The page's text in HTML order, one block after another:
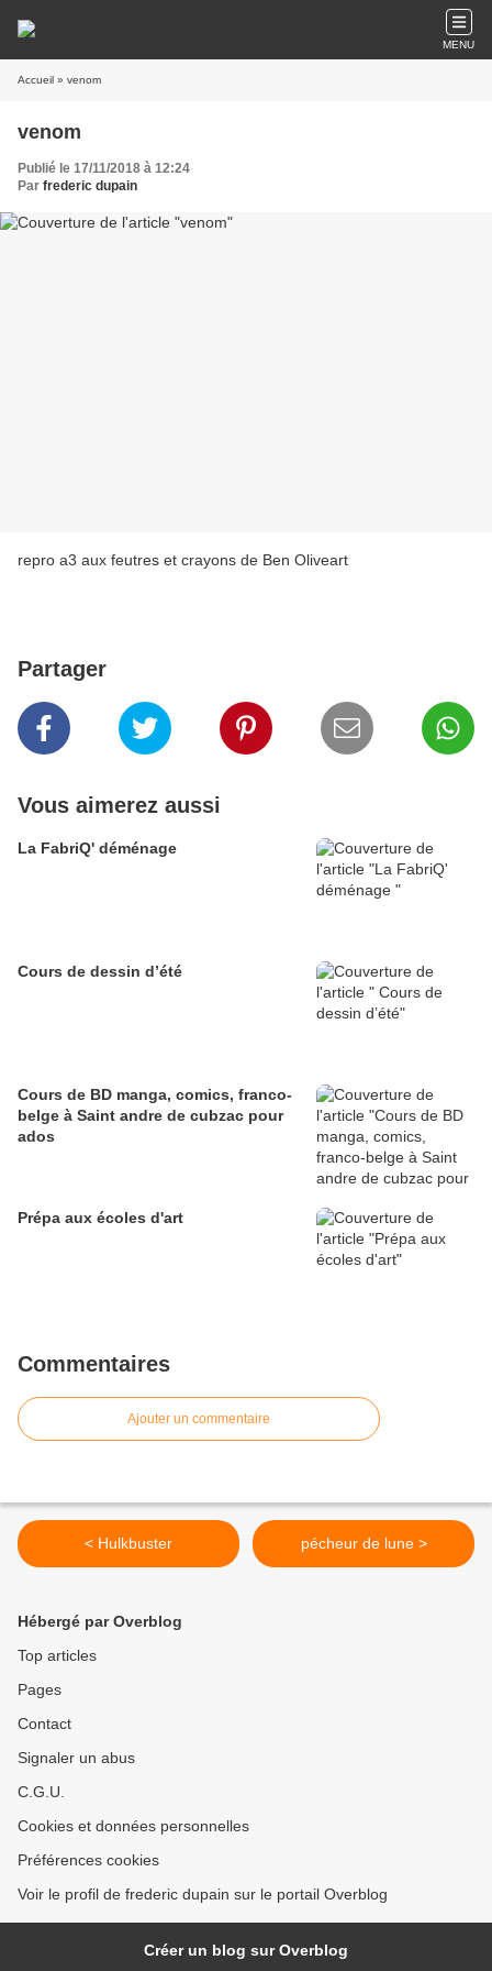
MENU
Accueil » venom
venom
Publié le 17/11/2018 à 12:24
Par frederic dupain
repro a3 aux feutres et crayons de Ben Oliveart
Partager
Vous aimerez aussi
La FabriQ' déménage
Cours de dessin d’été
Cours de BD manga, comics, franco-
belge à Saint andre de cubzac pour
ados
Prépa aux écoles d'art
Commentaires
Ajouter un commentaire
< Hulkbuster pécheur de lune >
Hébergé par Overblog
Top articles
Pages
Contact
Signaler un abus
C.G.U.
Cookies et données personnelles
Préférences cookies
Voir le profil de frederic dupain sur le portail Overblog
Créer un blog sur Overblog